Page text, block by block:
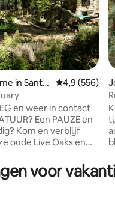
op 5, 528 recensies
in Santa
Gemiddelde
4,9 (556)
en weer in contact
Een PAUZE en
Kom en verblijf
oude Live Oaks en
te nemen in de kreek
tot water, te
voor